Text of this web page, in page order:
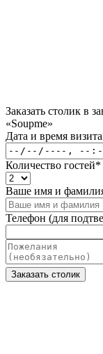
Заказать столик в
«Soupme»
Дата и время визита
Количество гостей*
Ваше имя и
Телефон (для
Заказать столик